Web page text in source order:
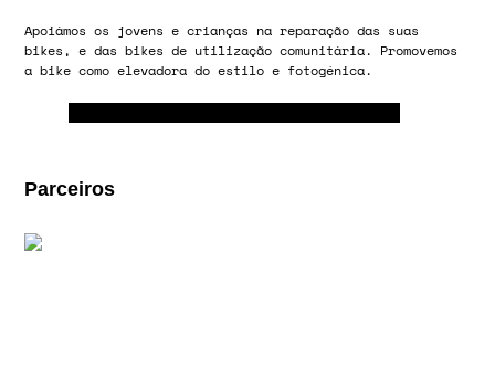
Apoiámos os jovens e crianças na reparação das suas
bikes, e das bikes de utilização comunitária. Promovemos
a bike como elevadora do estilo e fotogénica.
Parceiros